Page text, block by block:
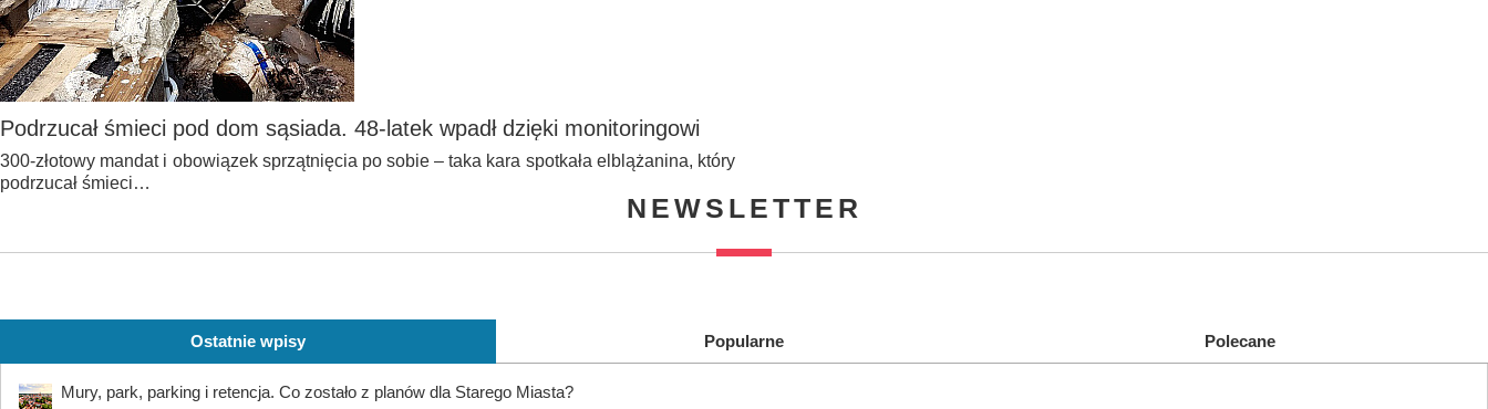
Podrzucał śmieci pod dom sąsiada. 48-latek wpadł dzięki monitoringowi
300-złotowy mandat i obowiązek sprzątnięcia po sobie – taka kara spotkała elblążanina, który
podrzucał śmieci…
NEWSLETTER
Ostatnie wpisy Popularne Polecane
Mury, park, parking i retencja. Co zostało z planów dla Starego Miasta?